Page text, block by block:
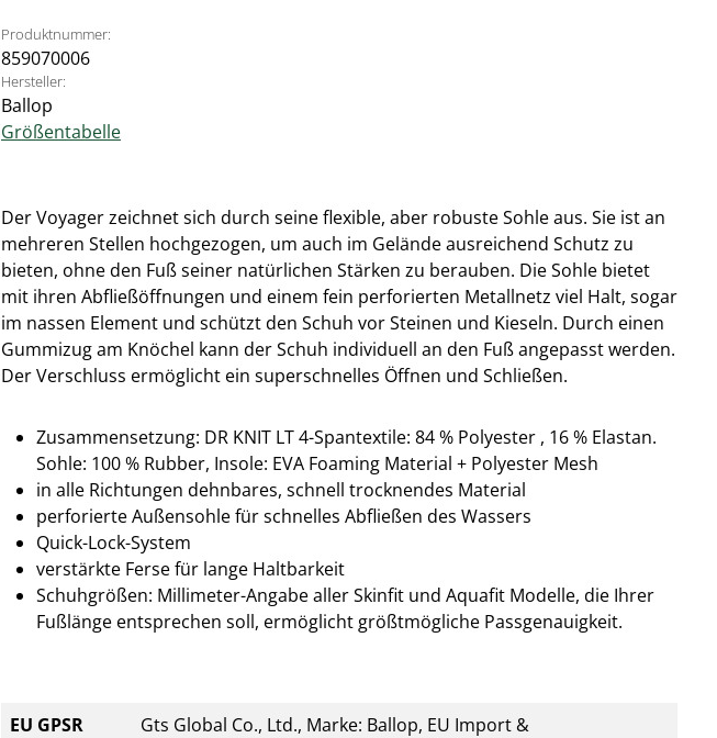
Produktnummer:
859070006
Hersteller:
Ballop
Größentabelle
Der Voyager zeichnet sich durch seine flexible, aber robuste Sohle aus. Sie ist an
mehreren Stellen hochgezogen, um auch im Gelände ausreichend Schutz zu
bieten, ohne den Fuß seiner natürlichen Stärken zu berauben. Die Sohle bietet
mit ihren Abfließöffnungen und einem fein perforierten Metallnetz viel Halt, sogar
im nassen Element und schützt den Schuh vor Steinen und Kieseln. Durch einen
Gummizug am Knöchel kann der Schuh individuell an den Fuß angepasst werden.
Der Verschluss ermöglicht ein superschnelles Öffnen und Schließen.
Zusammensetzung: DR KNIT LT 4-Spantextile: 84 % Polyester , 16 % Elastan.
Sohle: 100 % Rubber, Insole: EVA Foaming Material + Polyester Mesh
in alle Richtungen dehnbares, schnell trocknendes Material
perforierte Außensohle für schnelles Abfließen des Wassers
Quick-Lock-System
verstärkte Ferse für lange Haltbarkeit
Schuhgrößen: Millimeter-Angabe aller Skinfit und Aquafit Modelle, die Ihrer
Fußlänge entsprechen soll, ermöglicht größtmögliche Passgenauigkeit.
EU GPSR
Gts Global Co., Ltd., Marke: Ballop, EU Import &